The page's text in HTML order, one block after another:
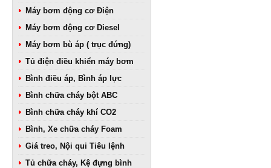
Máy bơm động cơ Điện
Máy bơm động cơ Diesel
Máy bơm bù áp ( trục đứng)
Tủ điện điều khiển máy bơm
Bình điều áp, Bình áp lực
Bình chữa cháy bột ABC
Bình chữa cháy khí CO2
Bình, Xe chữa cháy Foam
Giá treo, Nội qui Tiêu lệnh
Tủ chữa cháy, Kệ đựng bình